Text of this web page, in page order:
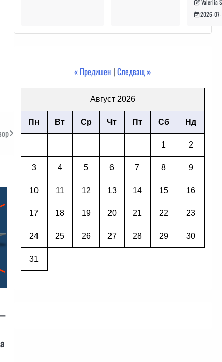
Valeriia
2026-
« Предишен |Следващ »
Август 2026
Пн Вт Ср Чт Пт Сб Нд
1 2
3 4 5 6 7 8 9
10 11 12 13 14 15 16
17 18 19 20 21 22 23
24 25 26 27 28 29 30
31